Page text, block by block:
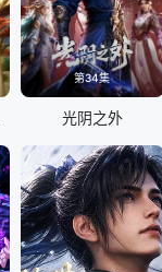
第34集
光阴之外